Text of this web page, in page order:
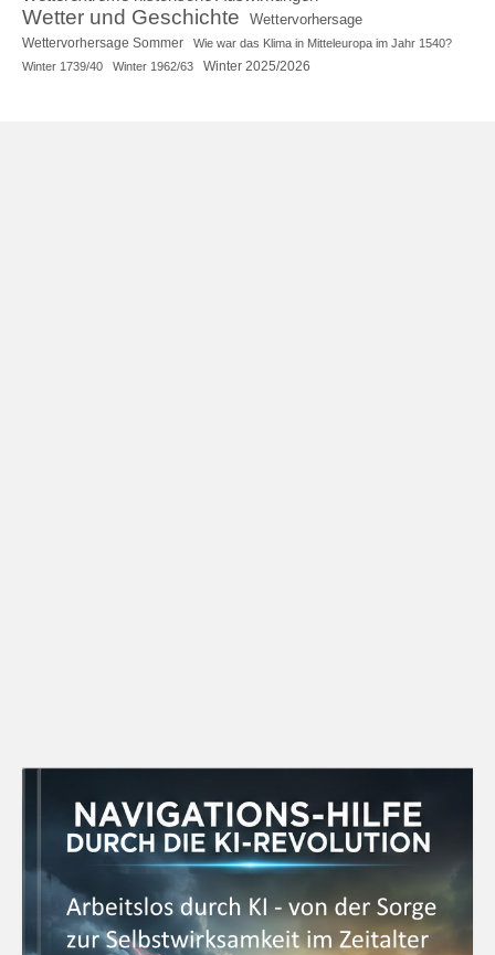
Wetter und Geschichte Wettervorhersage
Wettervorhersage Sommer
Wie war das Klima in Mitteleuropa im Jahr 1540?
Winter 1739/40
Winter 1962/63 Winter 2025/2026